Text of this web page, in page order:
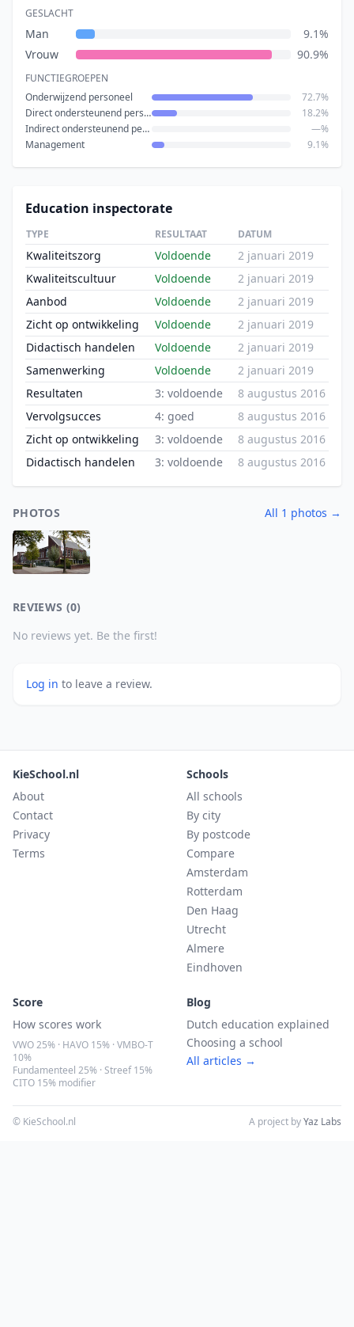
GESLACHT
Man
9.1%
Vrouw
90.9%
FUNCTIEGROEPEN
Onderwijzend personeel
72.7%
Direct ondersteunend personeel
18.2%
Indirect ondersteunend personeel
—%
Management
9.1%
Education inspectorate
TYPE RESULTAAT DATUM
Kwaliteitszorg Voldoende
2 januari 2019
Kwaliteitscultuur
Voldoende
2 januari 2019
Aanbod
Voldoende
2 januari 2019
Zicht op ontwikkeling
Voldoende
2 januari 2019
Didactisch handelen
Voldoende
2 januari 2019
Samenwerking
Voldoende
2 januari 2019
Resultaten
3: voldoende
8 augustus 2016
Vervolgsucces
4: goed
8 augustus 2016
Zicht op ontwikkeling
3: voldoende
8 augustus 2016
Didactisch handelen
3: voldoende 8 augustus 2016
PHOTOS All 1 photos →
REVIEWS (0)
No reviews yet. Be the first!
Log in to leave a review.
KieSchool.nl
About
Contact
Privacy
Terms
Schools
All schools
By city
By postcode
Compare
Amsterdam
Rotterdam
Den Haag
Utrecht
Almere
Eindhoven
Score
How scores work
VWO 25% · HAVO 15% · VMBO-T
10%
Fundamenteel 25% · Streef 15%
CITO 15% modifier
Blog
Dutch education explained
Choosing a school
All articles →
© KieSchool.nl A project byYaz Labs